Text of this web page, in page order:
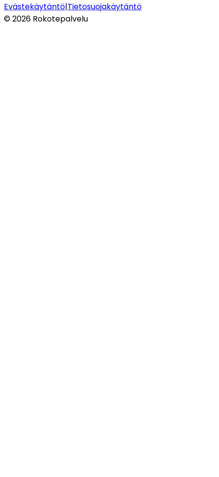
Evästekäytäntö|Tietosuojakäytäntö
©2026 Rokotepalvelu